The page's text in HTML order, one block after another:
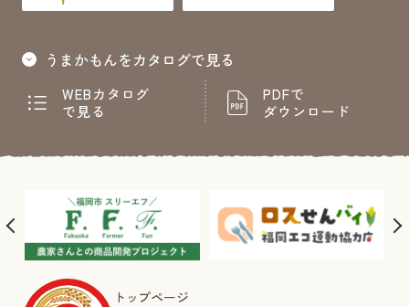
うまかもんをカタログで見る
WEBカタログ
で見る
PDFで
ダウンロード
トップページ